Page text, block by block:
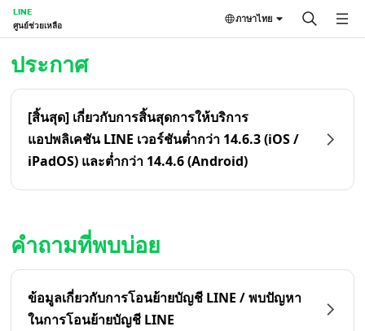
LINE
ศูนย์ช่วยเหลือ
ภาษาไทย
ประกาศ
[สิ้นสุด] เกี่ยวกับการสิ้นสุดการให้บริการ
แอปพลิเคชัน LINE เวอร์ชันต่ำกว่า 14.6.3 (iOS /
iPadOS) และต่ำกว่า 14.4.6 (Android)
คำถามที่พบบ่อย
ข้อมูลเกี่ยวกับการโอนย้ายบัญชี LINE / พบปัญหา
ในการโอนย้ายบัญชี LINE